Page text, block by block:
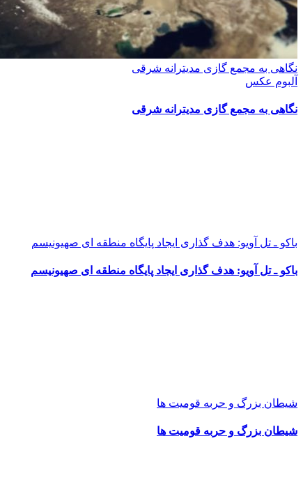
نگاهی به مجمع گازی مدیترانه شرقی
آلبوم عکس
نگاهی به مجمع گازی مدیترانه شرقی
باکو ـ تل آویو: هدف گذاری ایجاد پایگاه منطقه ای صهیونیسم
باکو ـ تل آویو: هدف گذاری ایجاد پایگاه منطقه ای صهیونیسم
شیطان بزرگ و حربه قومیت ها
شیطان بزرگ و حربه قومیت ها